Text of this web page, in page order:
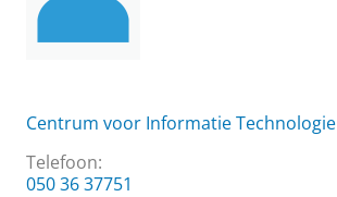
Centrum voor Informatie Technologie
Telefoon:
050 36 37751